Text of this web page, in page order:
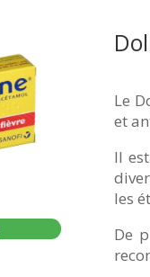
Le
et
Il est
les
De